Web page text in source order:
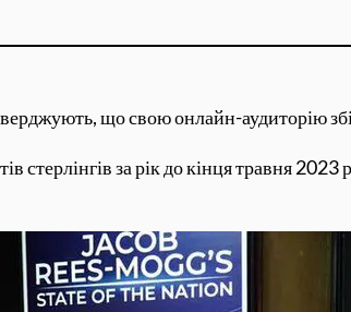
що свою онлайн-аудиторію
стерлінгів за рік до кінця травня